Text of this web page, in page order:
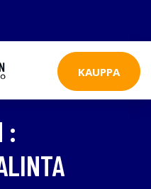
KAUPPA
: